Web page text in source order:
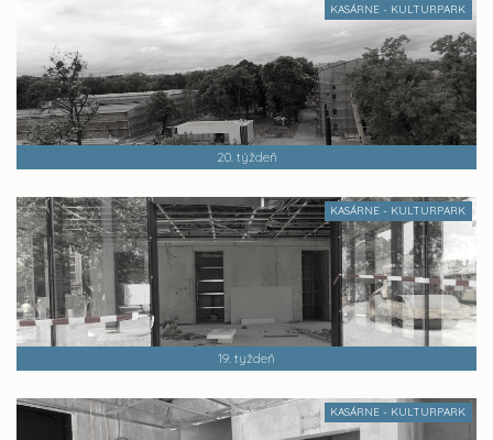
KASÁRNE - KULTURPARK
20. týždeň
KASÁRNE - KULTURPARK
19. tyždeň
KASÁRNE - KULTURPARK